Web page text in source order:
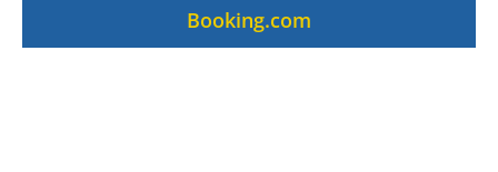
Booking.com